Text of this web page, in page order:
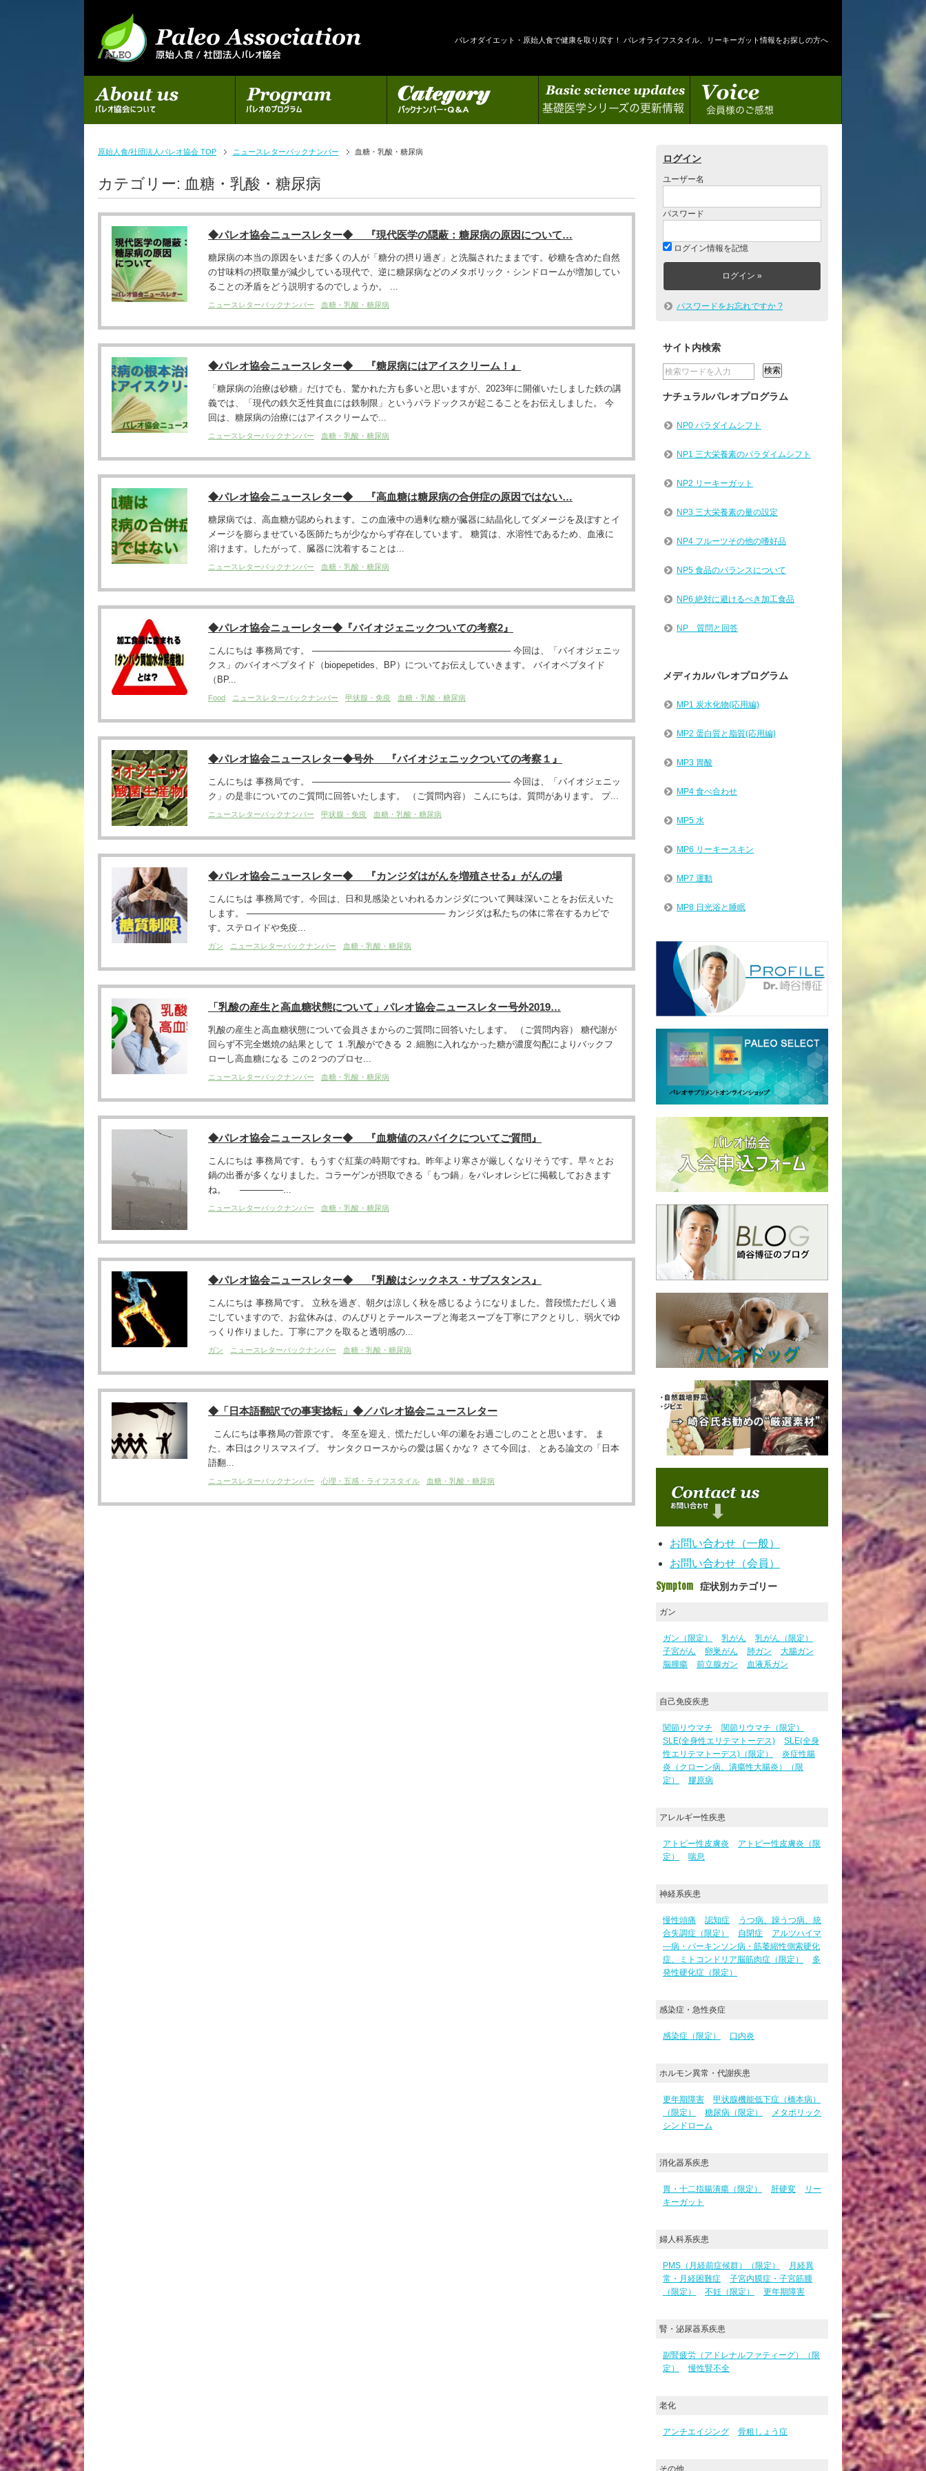
パレオダイエット・原始人食で健康を取り戻す！ パレオライフスタイル、リーキーガット情報をお探しの方へ
初めての方へ パレオのプログラム カテゴリー 基礎医学シリーズの更新情報 会員様のご感想
原始人食/社団法人パレオ協会 TOP ニュースレターバックナンバー 血糖・乳酸・糖尿病
カテゴリー: 血糖・乳酸・糖尿病
◆パレオ協会ニュースレター◆ 『現代医学の隠蔽：糖尿病の原因について…
糖尿病の本当の原因をいまだ多くの人が「糖分の摂り過ぎ」と洗脳されたままです。砂糖を含めた自然
の甘味料の摂取量が減少している現代で、逆に糖尿病などのメタボリック・シンドロームが増加してい
ることの矛盾をどう説明するのでしょうか。 ...
ニュースレターバックナンバー 血糖・乳酸・糖尿病
◆パレオ協会ニュースレター◆ 『糖尿病にはアイスクリーム！』
「糖尿病の治療は砂糖」だけでも、驚かれた方も多いと思いますが、2023年に開催いたしました鉄の講
義では、「現代の鉄欠乏性貧血には鉄制限」というパラドックスが起こることをお伝えしました。 今
回は、糖尿病の治療にはアイスクリームで...
ニュースレターバックナンバー 血糖・乳酸・糖尿病
◆パレオ協会ニュースレター◆ 『高血糖は糖尿病の合併症の原因ではない…
糖尿病では、高血糖が認められます。この血液中の過剰な糖が臓器に結晶化してダメージを及ぼすとイ
メージを膨らませている医師たちが少なからず存在しています。 糖質は、水溶性であるため、血液に
溶けます。したがって、臓器に沈着することは...
ニュースレターバックナンバー 血糖・乳酸・糖尿病
◆パレオ協会ニューレター◆『バイオジェニックついての考察2』
こんにちは 事務局です。 ──────────────────────────────── 今回は、「バイオジェニッ
クス」のバイオペプタイド（biopepetides、BP）についてお伝えしていきます。 バイオペプタイド
（BP...
Food ニュースレターバックナンバー 甲状腺・免疫 血糖・乳酸・糖尿病
◆パレオ協会ニュースレター◆号外 『バイオジェニックついての考察１』
こんにちは 事務局です。 ──────────────────────────────── 今回は、「バイオジェニッ
ク」の是非についてのご質問に回答いたします。 （ご質問内容） こんにちは。質問があります。 プ...
ニュースレターバックナンバー 甲状腺・免疫 血糖・乳酸・糖尿病
◆パレオ協会ニュースレター◆ 『カンジダはがんを増殖させる』がんの場
こんにちは 事務局です。今回は、日和見感染といわれるカンジダについて興味深いことをお伝えいた
します。 ──────────────────────────────── カンジダは私たちの体に常在するカビで
す。ステロイドや免疫...
ガン ニュースレターバックナンバー 血糖・乳酸・糖尿病
「乳酸の産生と高血糖状態について」パレオ協会ニュースレター号外2019…
乳酸の産生と高血糖状態について会員さまからのご質問に回答いたします。 （ご質問内容） 糖代謝が
回らず不完全燃焼の結果として １.乳酸ができる ２.細胞に入れなかった糖が濃度勾配によりバックフ
ローし高血糖になる この２つのプロセ...
ニュースレターバックナンバー 血糖・乳酸・糖尿病
◆パレオ協会ニュースレター◆ 『血糖値のスパイクについてご質問』
こんにちは 事務局です。もうすぐ紅葉の時期ですね。昨年より寒さが厳しくなりそうです。早々とお
鍋の出番が多くなりました。コラーゲンが摂取できる「もつ鍋」をパレオレシピに掲載しておきます
ね。 ───────...
ニュースレターバックナンバー 血糖・乳酸・糖尿病
◆パレオ協会ニュースレター◆ 『乳酸はシックネス・サブスタンス』
こんにちは 事務局です。 立秋を過ぎ、朝夕は涼しく秋を感じるようになりました。普段慌ただしく過
ごしていますので、お盆休みは、のんびりとテールスープと海老スープを丁寧にアクとりし、弱火でゆ
っくり作りました。丁寧にアクを取ると透明感の...
ガン ニュースレターバックナンバー 血糖・乳酸・糖尿病
◆「日本語翻訳での事実捻転」◆／パレオ協会ニュースレター
こんにちは事務局の菅原です。 冬至を迎え、慌ただしい年の瀬をお過ごしのことと思います。 ま
た、本日はクリスマスイブ。 サンタクロースからの愛は届くかな？ さて今回は、 とある論文の「日本
語翻...
ニュースレターバックナンバー 心理・五感・ライフスタイル 血糖・乳酸・糖尿病
ログイン
ユーザー名
パスワード
ログイン情報を記憶
パスワードをお忘れですか ?
サイト内検索
ナチュラルパレオプログラム
NP0 パラダイムシフト
NP1 三大栄養素のパラダイムシフト
NP2 リーキーガット
NP3 三大栄養素の量の設定
NP4 フルーツその他の嗜好品
NP5 食品のバランスについて
NP6 絶対に避けるべき加工食品
NP 質問と回答
メディカルパレオプログラム
MP1 炭水化物(応用編)
MP2 蛋白質と脂質(応用編)
MP3 胃酸
MP4 食べ合わせ
MP5 水
MP6 リーキースキン
MP7 運動
MP8 日光浴と睡眠
お問い合わせ（一般）
お問い合わせ（会員）
Symptom 症状別カテゴリー
ガン
ガン（限定） 乳がん
乳がん（限定）
子宮がん
卵巣がん 肺ガン
大腸ガン
脳腫瘍
前立腺ガン 血液系ガン
自己免疫疾患
関節リウマチ
関節リウマチ（限定）
SLE(全身性エリテマトーデス)
SLE(全身
性エリテマトーデス)（限定）
炎症性腸
炎（クローン病、潰瘍性大腸炎）（限
定）
膠原病
アレルギー性疾患
アトピー性皮膚炎
アトピー性皮膚炎（限
定）
喘息
神経系疾患
慢性頭痛 認知症
うつ病、躁うつ病、統
合失調症（限定）
自閉症
アルツハイマ
―病・パーキンソン病・筋萎縮性側索硬化
症、ミトコンドリア脳筋肉症（限定）
多
発性硬化症（限定）
感染症・急性炎症
感染症（限定） 口内炎
ホルモン異常・代謝疾患
更年期障害
甲状腺機能低下症（橋本病）
（限定）
糖尿病（限定）
メタボリック
シンドローム
消化器系疾患
胃・十二指腸潰瘍（限定） 肝硬変
リー
キーガット
婦人科系疾患
PMS（月経前症候群）（限定）
月経異
常・月経困難症
子宮内膜症・子宮筋腫
（限定）
不妊（限定） 更年期障害
腎・泌尿器系疾患
副腎疲労（アドレナルファティーグ）（限
定）
慢性腎不全
老化
アンチエイジング 骨粗しょう症